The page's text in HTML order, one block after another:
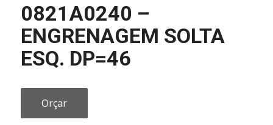
0821A0240 –
ENGRENAGEM SOLTA
ESQ. DP=46
Orçar